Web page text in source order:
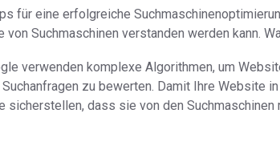
für eine erfolgreiche
Suchmaschinen verstanden werden kann.
verwenden komplexe Algorithmen, um
zu bewerten. Damit Ihre Website
sicherstellen, dass sie von den